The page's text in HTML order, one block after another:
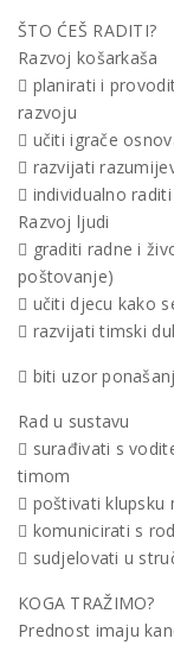
ŠTO ĆEŠ RADITI?
Razvoj košarkaša
 planirati i
razvoju
 učiti igrače
 razvijati
 individualno
Razvoj ljudi
 graditi radne i
poštovanje)
 učiti djecu kako
 razvijati timski
 biti uzor
Rad u sustavu
 surađivati s
timom
 poštivati
 komunicirati s
 sudjelovati u
KOGA TRAŽIMO?
Prednost imaju